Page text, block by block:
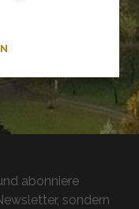
abonniere
sondern